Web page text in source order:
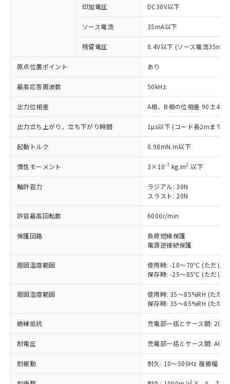
印加電圧 DC30V以下
ソース電流 35mA以下
残留電圧 0.4V以下 (ソース電流35mA
原点位置ポイント あり
最高応答周波数 50kHz
出力位相差 A相、B相の位相差
出力立ち上がり、立ち下がり時間 1µs以下 (コード長2mまで
起動トルク 0.98mN.m以下
慣性モーメント 3×10-7 kg.m2 以下
軸許容力
ラジアル: 30N
スラスト: 20N
許容最高回転数 6000r/min
保護回路
負荷短絡保護
電源逆接続保護
周囲温度範囲
使用時: -10～70℃ (ただし
保存時: -25～85℃ (ただし
周囲湿度範囲
使用時: 35～85%RH (ただ
保存時: 35～85%RH (ただ
絶縁抵抗 充電部一括とケース間:
耐電圧 充電部一括とケース間:
耐振動 耐久: 10～500Hz 複振幅
2
以下の条件をお読みいただき、同意のうえ
ご利用ください。
本サービスは、当社制御機器事業取扱
商品の当社在庫状況および標準価格
(税抜)を提供させていただくもので
当社制御機器事業取扱商品の中には、
在庫状況および標準価格照会結果は、
記載している更新日時点での社内デー
タに基づき作成されるものであり、閲
覧された時点での実際の在庫および標
準価格とは異なる場合があることをご
※1 対応状況
対応済み：EU RoHS指令（10物質）の
非含有に対応した製品が提供可能な商品で
対応予定：EU RoHS指令（10物質）の非含
有に対応した製品に切り替える予定のある
対応予定なし：EU RoHS指令（10物質）の
定はありません。
調査・確認中：EU RoHS指令（10物質）の
非含有の対応状況を調査中または確認中の
非該当品：ライセンス料など無形物で、有
害物質有無と関係のない商品です。
仕入先様の事情により、非含有部品として
いたものが、含有品と判明した場合などや
むを得ず変更することがあります。
鉛(Pb) 1000ppm以下、 水銀(Hg) 1000ppm以下、 カド
六価クロム(Cr(Ⅵ)) 1000ppm以下、ポリ臭化ビフェニル
類(PBB) 1000ppm以下、ポリ臭化ジフェニルエーテル類
※1 中国RoHS○×表
「○」：最大均質材料含有率が中国RoHSの
基準値以下であることを示します。
「×」：最大均質材料含有率が中国RoHSの
基準値を超えていることを示します。
「－」：未確認です。当社販売部門へお問
Pb(鉛) :1000ppm、 Hg(水銀) : 1000ppm、 Cd(カドミウ
Cr(Ⅵ)(六価クロム) : 1000ppm、 PBBs(ポリ臭化ビフェ
当社は、これら貴社製品のうち、外国
為替および外国貿易法に定める商品
（以下｢規制貨物等」という）を輸出
国政府の輸出許可(または役務取引許
可)を取得するなどの必要な手続きを